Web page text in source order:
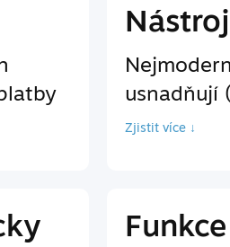
usnadňují
Zjistit více ↓